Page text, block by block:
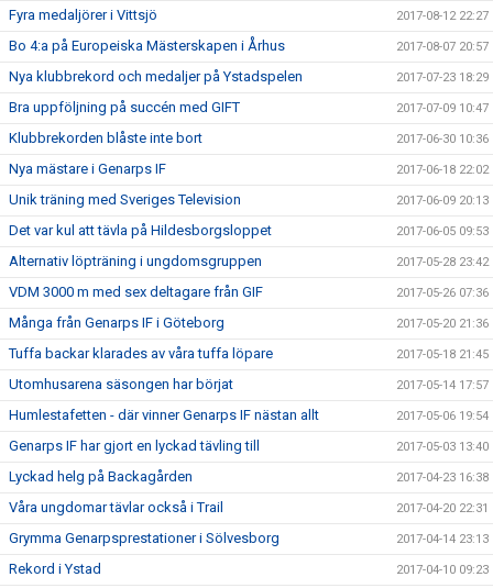
Fyra medaljörer i Vittsjö 2017-08-12 22:27
Bo 4:a på Europeiska Mästerskapen i Århus 2017-08-07 20:57
Nya klubbrekord och medaljer på Ystadspelen 2017-07-23 18:29
Bra uppföljning på succén med GIFT 2017-07-09 10:47
Klubbrekorden blåste inte bort 2017-06-30 10:36
Nya mästare i Genarps IF 2017-06-18 22:02
Unik träning med Sveriges Television 2017-06-09 20:13
Det var kul att tävla på Hildesborgsloppet 2017-06-05 09:53
Alternativ löpträning i ungdomsgruppen 2017-05-28 23:42
VDM 3000 m med sex deltagare från GIF 2017-05-26 07:36
Många från Genarps IF i Göteborg 2017-05-20 21:36
Tuffa backar klarades av våra tuffa löpare 2017-05-18 21:45
Utomhusarena säsongen har börjat 2017-05-14 17:57
Humlestafetten - där vinner Genarps IF nästan allt 2017-05-06 19:54
Genarps IF har gjort en lyckad tävling till 2017-05-03 13:40
Lyckad helg på Backagården 2017-04-23 16:38
Våra ungdomar tävlar också i Trail 2017-04-20 22:31
Grymma Genarpsprestationer i Sölvesborg 2017-04-14 23:13
Rekord i Ystad 2017-04-10 09:23